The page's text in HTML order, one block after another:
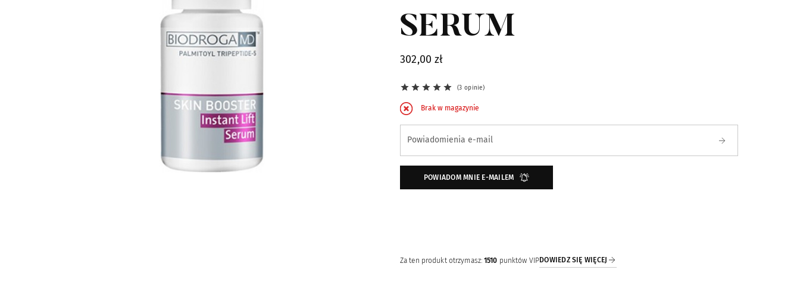
Za ten produkt otrzymasz:1510 punktów VIPDOWIEDZ SIĘ WIĘCEJ
SERUM
302,00 zł
3 opinie
Brak w magazynie
Zapisz się na powiadomienie o dostępności
Powiadomienia e-mail
POWIADOM MNIE E-MAILEM